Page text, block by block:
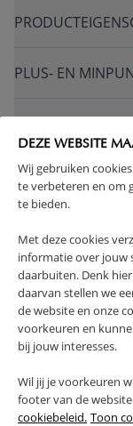
DEZE WEBSITE
Wij gebruiken
te verbeteren en om
te bieden.
Met deze cookies
informatie over jouw
daarbuiten. Denk
daarvan stellen we
de website en onze
voorkeuren en
bij jouw interesses.
Wil jij je voorkeuren
footer van de
cookiebeleid. Toon
PLUS- EN
RETOUREN
High-contrast
VAAK